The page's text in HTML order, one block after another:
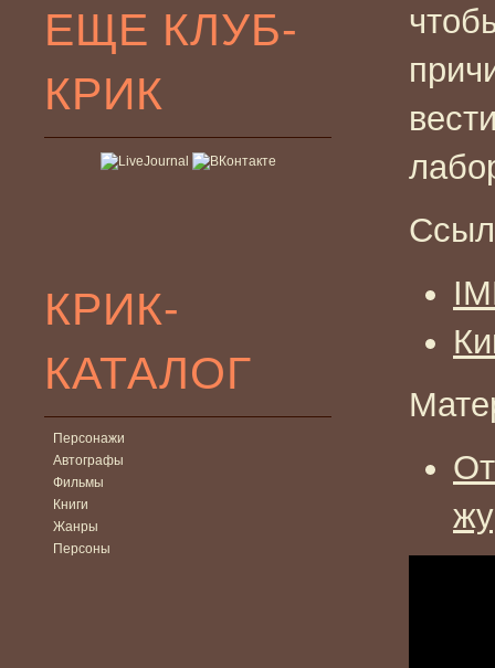
ЕЩЕ КЛУБ-
КРИК
КРИК-
КАТАЛОГ
Персонажи
Автографы
Фильмы
Книги
Жанры
Персоны